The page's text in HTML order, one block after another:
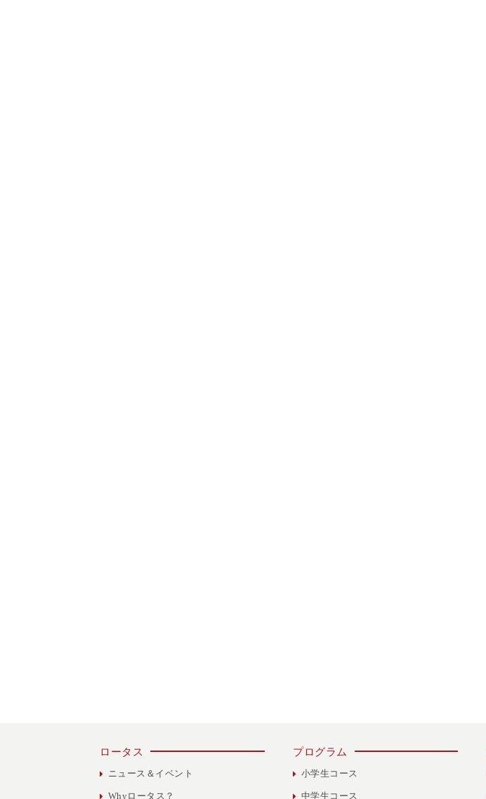
ロータス
ニュース＆イベント
Whyロータス？
プログラム
小学生コース
中学生コース